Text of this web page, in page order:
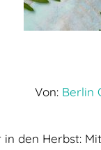
Von: Berlin
den Herbst: